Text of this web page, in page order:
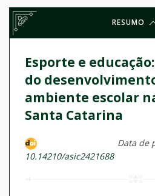
RESUMO
Esporte e
do
ambiente escolar
Santa Catarina
10.14210/asic2421688
Data de